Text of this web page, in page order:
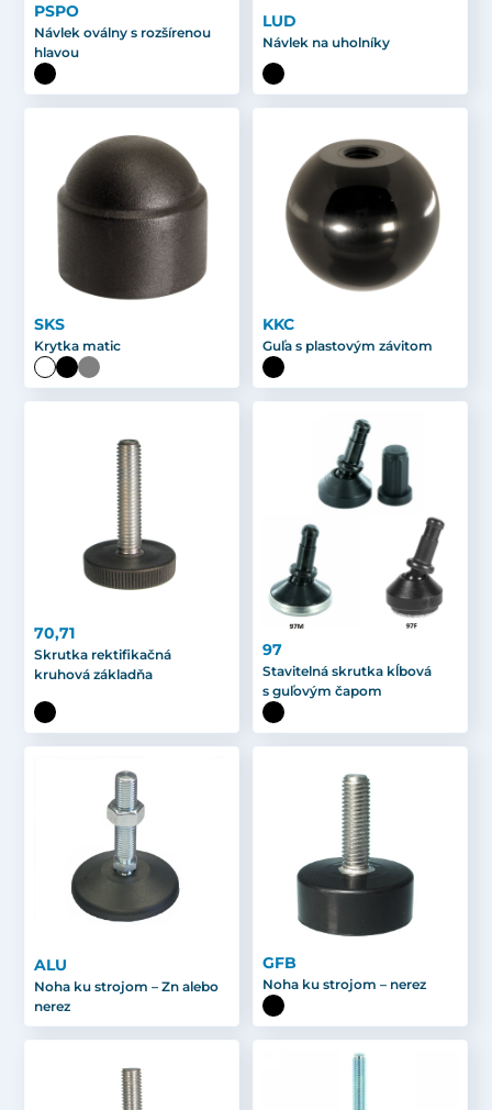
PSPO
Návlek oválny s rozšírenou
hlavou
LUD
Návlek na uholníky
SKS
Krytka matic
KKC
Guľa s plastovým závitom
70,71
Skrutka rektifikačná
kruhová základňa
97
Stavitelná skrutka kĺbová
s guľovým čapom
ALU
Noha ku strojom – Zn alebo
nerez
GFB
Noha ku strojom – nerez